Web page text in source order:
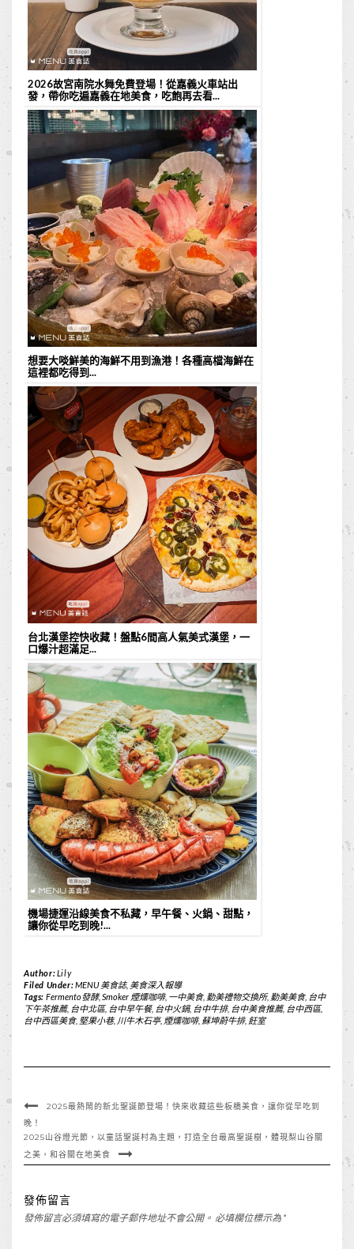
2026故宮南院水舞免費登場！從嘉義火車站出
發，帶你吃遍嘉義在地美食，吃飽再去看...
想要大啖鮮美的海鮮不用到漁港！各種高檔海鮮在
這裡都吃得到...
台北漢堡控快收藏！盤點6間高人氣美式漢堡，一
口爆汁超滿足...
機場捷運沿線美食不私藏，早午餐、火鍋、甜點，
讓你從早吃到晚!...
Author:Lily
Filed Under:MENU 美食誌, 美食深入報導
Tags: Fermento發酵,Smoker 煙燻咖啡, 一中美食, 勤美禮物交換所, 勤美美食, 台中
下午茶推薦, 台中北區, 台中早午餐, 台中火鍋, 台中牛排, 台中美食推薦, 台中西區,
台中西區美食, 堅果小巷, 川牛木石亭, 煙燻咖啡, 蘇坤蔚牛排, 飪室
2025最熱鬧的新北聖誕節登場！快來收藏這些板橋美食，讓你從早吃到
晚！
2025山谷燈光節，以童話聖誕村為主題，打造全台最高聖誕樹，體現梨山谷關
之美，和谷關在地美食
發佈留言
發佈留言必須填寫的電子郵件地址不會公開。 必填欄位標示為 *